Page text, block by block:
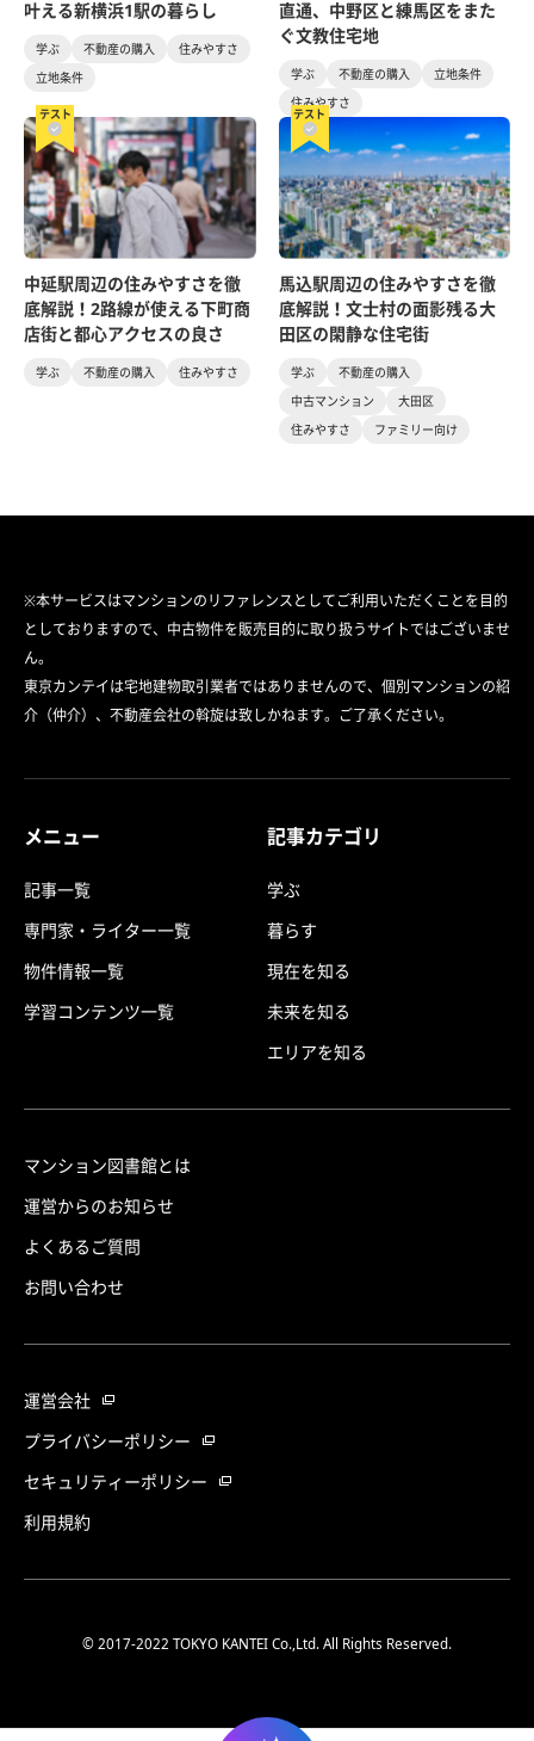
叶える新横浜1駅の暮らし
学ぶ 不動産の購入
住みやすさ
立地条件
直通、中野区と練馬区をまた
ぐ文教住宅地
学ぶ 不動産の購入
立地条件
住みやすさ
テスト
中延駅周辺の住みやすさを徹
底解説！2路線が使える下町商
店街と都心アクセスの良さ
学ぶ 不動産の購入 住みやすさ
テスト
馬込駅周辺の住みやすさを徹
底解説！文士村の面影残る大
田区の閑静な住宅街
学ぶ
不動産の購入
中古マンション
大田区
住みやすさ
ファミリー向け
※本サービスはマンションのリファレンスとしてご利用いただくことを目的
としておりますので、中古物件を販売目的に取り扱うサイトではございませ
ん。
東京カンテイは宅地建物取引業者ではありませんので、個別マンションの紹
介（仲介）、不動産会社の斡旋は致しかねます。ご了承ください。
メニュー
記事一覧
専門家・ライター一覧
物件情報一覧
学習コンテンツ一覧
記事カテゴリ
学ぶ
暮らす
現在を知る
未来を知る
エリアを知る
マンション図書館とは
運営からのお知らせ
よくあるご質問
お問い合わせ
運営会社
プライバシーポリシー
セキュリティーポリシー
利用規約
© 2017-2022 TOKYO KANTEI Co.,Ltd. All Rights Reserved.